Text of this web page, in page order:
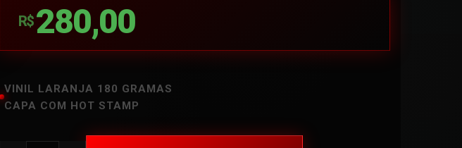
R$ 280,00
VINIL LARANJA 180 GRAMAS
CAPA COM HOT STAMP